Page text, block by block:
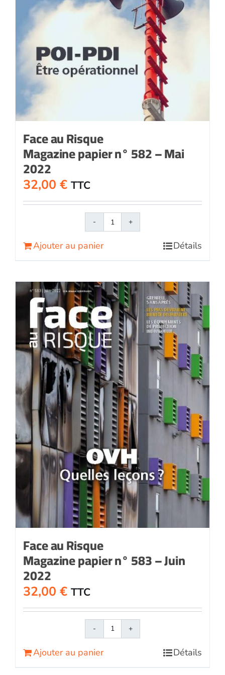
Face au Risque
Magazine papier n° 582 – Mai
2022
32,00 € TTC
quantité
papier
n°
582
-
Mai
2022
Ajouter au panier Détails
Face au Risque
Magazine papier n° 583 – Juin
2022
32,00 € TTC
quantité
Ajouter au panier Détails